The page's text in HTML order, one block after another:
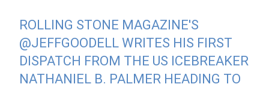
ROLLING STONE MAGAZINE'S
@JEFFGOODELL WRITES HIS FIRST
DISPATCH FROM THE US ICEBREAKER
NATHANIEL B. PALMER HEADING TO